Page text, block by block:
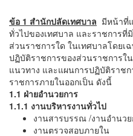
ข้อ 1 สำนักปลัดเทศบาล มีหน้าที่
ทั่วไปของเทศบาล และราชการที่
ส่วนราชการใด ในเทศบาลโดยเ
ปฏิบัติราชการของส่วนราชการใ
แนวทาง และแผนการปฏิบัติราช
ราชการภายในออกเป็น ดังนี้
1.1 ฝ่ายอำนวยการ
1.1.1 งานบริหารงานทั่วไป
งานสารบรรณ /งานอำนวย
งานตรวจสอบภายใน